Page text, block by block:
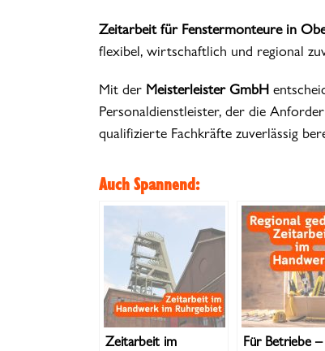
Zeitarbeit für Fenstermonteure in
flexibel, wirtschaftlich und regional
Mit der Meisterleister GmbH
Personaldienstleister, der die
qualifizierte Fachkräfte zuverlässig
Auch Spannend:
Zeitarbeit im Für Betriebe –